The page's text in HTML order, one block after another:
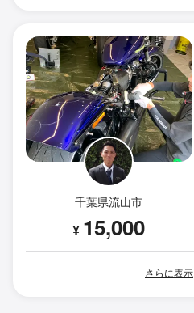
千葉県流山市
¥ 15,000
さらに表示